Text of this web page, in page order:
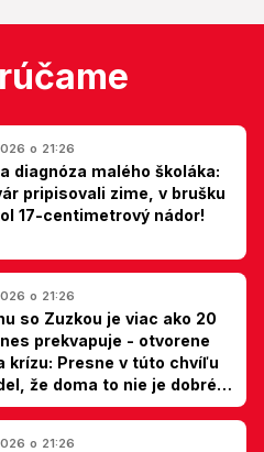
o 21:26
diagnóza malého školáka:
pripisovali zime, v brušku
17-centimetrový nádor!
o 21:26
so Zuzkou je viac ako 20
prekvapuje - otvorene
krízu: Presne v túto chvíľu
že doma to nie je dobré,
Ondrík
o 21:26